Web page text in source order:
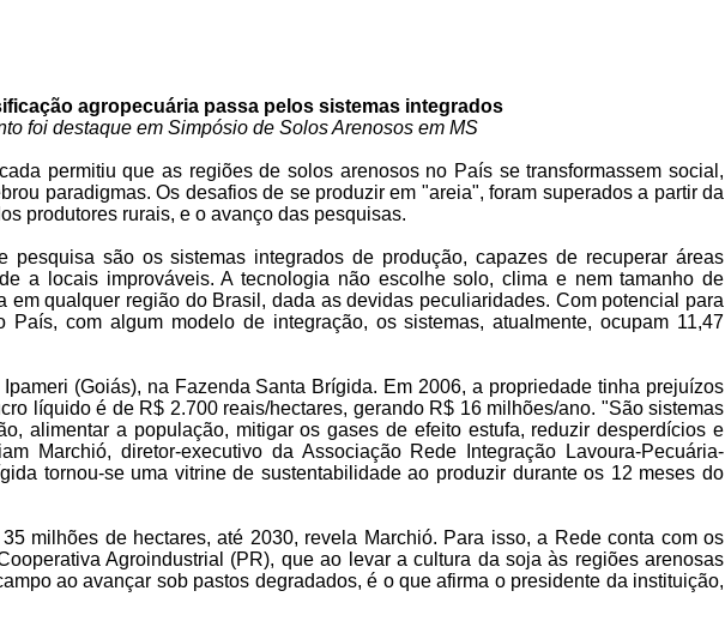
agropecuária passa pelos sistemas integrados
foi destaque em Simpósio de Solos Arenosos em MS
permitiu que as regiões de solos arenosos no País se transformassem social,
paradigmas. Os desafios de se produzir em "areia", foram superados a partir da
produtores rurais, e o avanço das pesquisas.
pesquisa são os sistemas integrados de produção, capazes de recuperar áreas
a locais improváveis. A tecnologia não escolhe solo, clima e nem tamanho de
em qualquer região do Brasil, dada as devidas peculiaridades. Com potencial para
com algum modelo de integração, os sistemas, atualmente, ocupam 11,47
(Goiás), na Fazenda Santa Brígida. Em 2006, a propriedade tinha prejuízos
líquido é de R$ 2.700 reais/hectares, gerando R$ 16 milhões/ano. "São sistemas
alimentar a população, mitigar os gases de efeito estufa, reduzir desperdícios e
Marchió, diretor-executivo da Associação Rede Integração Lavoura-Pecuária-
tornou-se uma vitrine de sustentabilidade ao produzir durante os 12 meses do
milhões de hectares, até 2030, revela Marchió. Para isso, a Rede conta com os
Agroindustrial (PR), que ao levar a cultura da soja às regiões arenosas
ao avançar sob pastos degradados, é o que afirma o presidente da instituição,